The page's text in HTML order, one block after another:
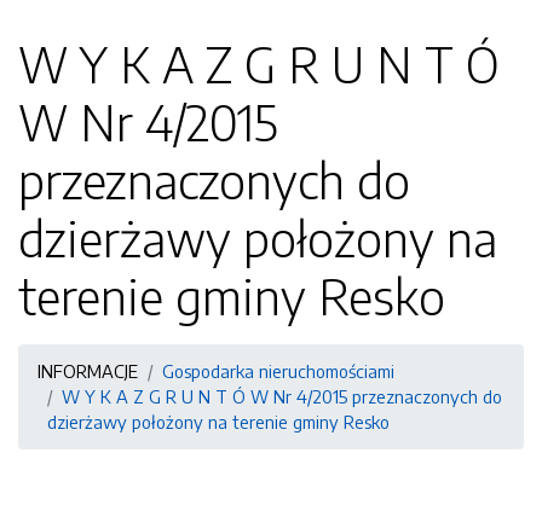
W Y K A Z G R U N T Ó
W Nr 4/2015
przeznaczonych do
dzierżawy położony na
terenie gminy Resko
INFORMACJE
Gospodarka nieruchomościami
W Y K A Z G R U N T Ó W Nr 4/2015 przeznaczonych do
dzierżawy położony na terenie gminy Resko